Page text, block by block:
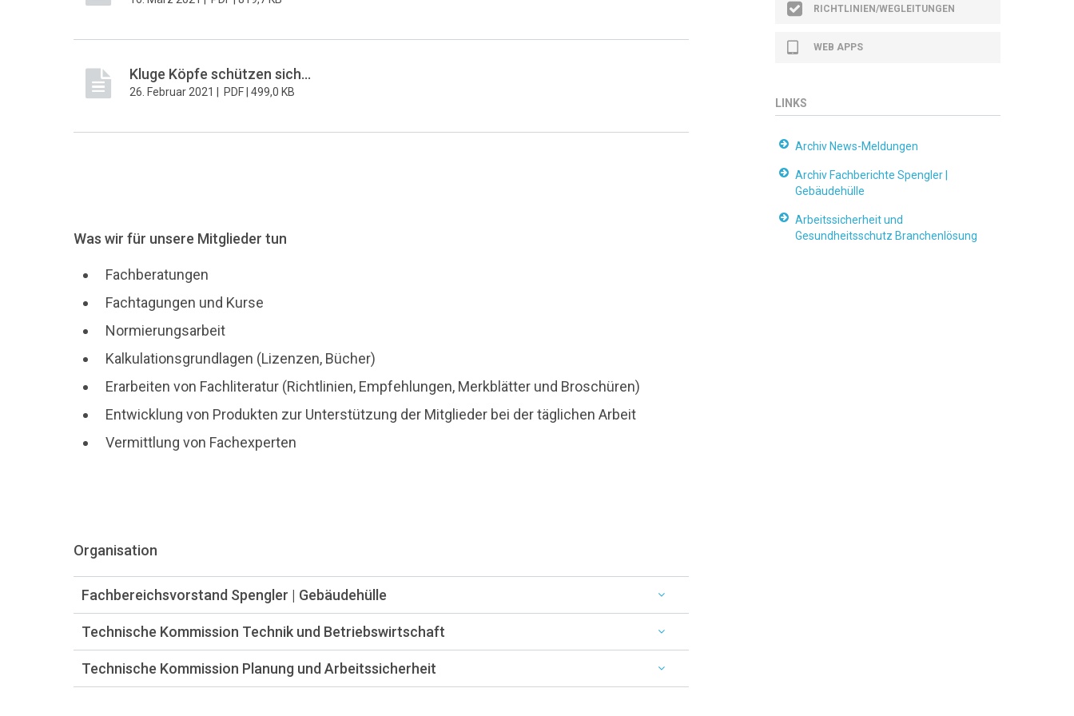
Kluge Köpfe schützen sich...
26. Februar 2021 | PDF | 499,0 KB
Was wir für unsere Mitglieder tun
Fachberatungen
Fachtagungen und Kurse
Normierungsarbeit
Kalkulationsgrundlagen (Lizenzen, Bücher)
Erarbeiten von Fachliteratur (Richtlinien, Empfehlungen, Merkblätter und Broschüren)
Entwicklung von Produkten zur Unterstützung der Mitglieder bei der täglichen Arbeit
Vermittlung von Fachexperten
Organisation
Fachbereichsvorstand Spengler | Gebäudehülle
Technische Kommission Technik und Betriebswirtschaft
Technische Kommission Planung und Arbeitssicherheit
RICHTLINIEN/WEGLEITUNGEN
WEB APPS
LINKS
Archiv News-Meldungen
Archiv Fachberichte Spengler |
Gebäudehülle
Arbeitssicherheit und
Gesundheitsschutz Branchenlösung